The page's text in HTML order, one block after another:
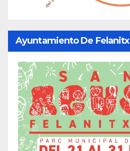
Ayuntamiento De Felanitx